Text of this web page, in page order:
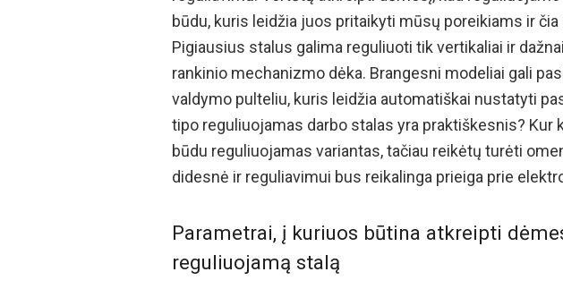
būdu, kuris leidžia juos pritaikyti mūsų poreikiams ir
Pigiausius stalus galima reguliuoti tik vertikaliai ir
rankinio mechanizmo dėka. Brangesni modeliai gali
valdymo pulteliu, kuris leidžia automatiškai nustatyti
tipo reguliuojamas darbo stalas yra praktiškesnis? Kur
būdu reguliuojamas variantas, tačiau reikėtų turėti
didesnė ir reguliavimui bus reikalinga prieiga prie
Parametrai, į kuriuos būtina atkreipti
reguliuojamą stalą